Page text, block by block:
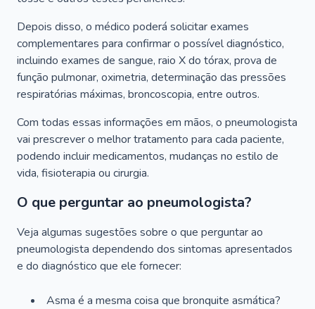
Depois disso, o médico poderá solicitar exames
complementares para confirmar o possível diagnóstico,
incluindo exames de sangue, raio X do tórax, prova de
função pulmonar, oximetria, determinação das pressões
respiratórias máximas, broncoscopia, entre outros.
Com todas essas informações em mãos, o pneumologista
vai prescrever o melhor tratamento para cada paciente,
podendo incluir medicamentos, mudanças no estilo de
vida, fisioterapia ou cirurgia.
O que perguntar ao pneumologista?
Veja algumas sugestões sobre o que perguntar ao
pneumologista dependendo dos sintomas apresentados
e do diagnóstico que ele fornecer:
Asma é a mesma coisa que bronquite asmática?